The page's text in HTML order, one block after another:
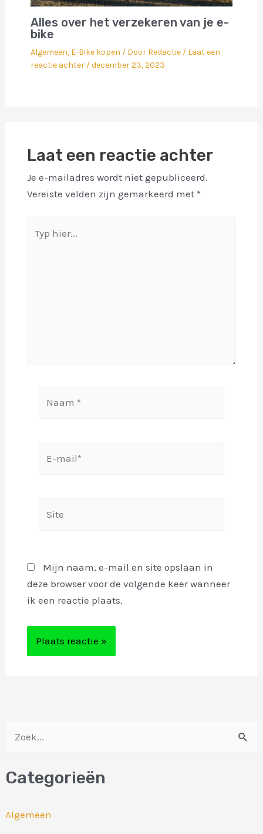
e
n
Categorieën
Algemeen
Alles over het verzekeren van je e-
bike
Algemeen, E-Bike kopen / Door Redactie / Laat een
reactie achter /december 23, 2023
Laat een reactie achter
Je e-mailadres wordt niet gepubliceerd.
Vereiste velden zijn gemarkeerd met *
hier...
Mijn naam, e-mail en site opslaan in
deze browser voor de volgende keer wanneer
ik een reactie plaats.